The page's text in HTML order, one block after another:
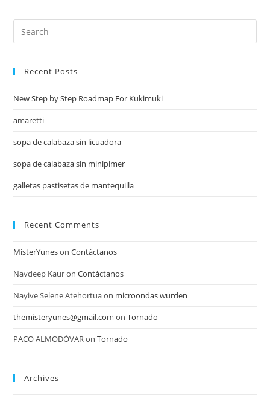
Recent Posts
New Step by Step Roadmap For Kukimuki
amaretti
sopa de calabaza sin licuadora
sopa de calabaza sin minipimer
galletas pastisetas de mantequilla
Recent Comments
MisterYunesonContáctanos
Navdeep KauronContáctanos
Nayive Selene Atehortuaon microondas wurden
themisteryunes@gmail.com onTornado
PACO ALMODÓVARonTornado
Archives